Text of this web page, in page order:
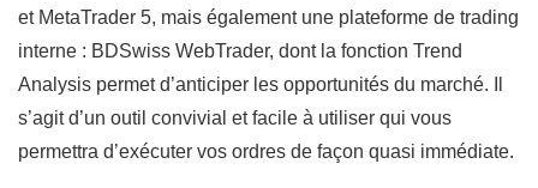
et MetaTrader 5, mais également une plateforme de trading
interne : BDSwiss WebTrader, dont la fonction Trend
Analysis permet d’anticiper les opportunités du marché. Il
s’agit d’un outil convivial et facile à utiliser qui vous
permettra d’exécuter vos ordres de façon quasi immédiate.